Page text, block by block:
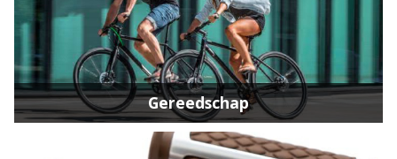
Gereedschap